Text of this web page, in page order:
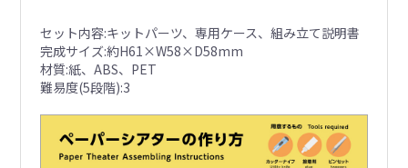
セット内容:キットパーツ、専用ケース、組み立て説明書
完成サイズ:約H61×W58×D58mm
材質:紙、ABS、PET
難易度(5段階):3